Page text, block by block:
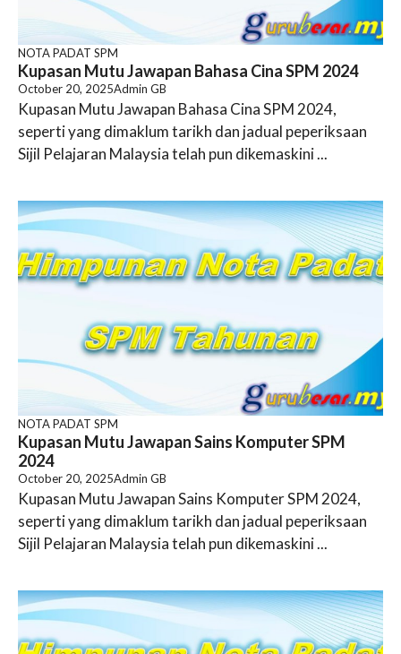
NOTA PADAT SPM
Kupasan Mutu Jawapan Bahasa Cina SPM 2024
October 20, 2025Admin GB
Kupasan Mutu Jawapan Bahasa Cina SPM 2024,
seperti yang dimaklum tarikh dan jadual peperiksaan
Sijil Pelajaran Malaysia telah pun dikemaskini ...
NOTA PADAT SPM
Kupasan Mutu Jawapan Sains Komputer SPM
2024
October 20, 2025Admin GB
Kupasan Mutu Jawapan Sains Komputer SPM 2024,
seperti yang dimaklum tarikh dan jadual peperiksaan
Sijil Pelajaran Malaysia telah pun dikemaskini ...